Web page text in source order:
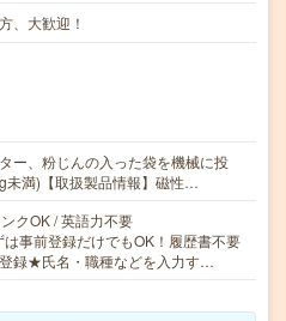
、大歓迎！
ー、粉じんの入った袋を機械に投
未満)【取扱製品情報】磁性…
クOK / 英語力不要
事前登録だけでもOK！履歴書不要
録★氏名・職種などを入力す…